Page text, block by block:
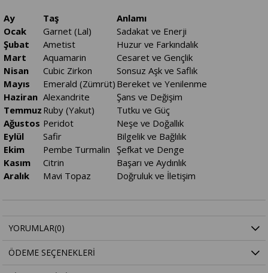
Ay Taş
Anlamı
Ocak
Garnet (Lal)
Sadakat ve Enerji
Şubat
Ametist
Huzur ve Farkındalık
Mart
Aquamarin
Cesaret ve Gençlik
Nisan
Cubic Zirkon
Sonsuz Aşk ve Saflık
Mayıs
Emerald (Zümrüt) Bereket ve Yenilenme
Haziran Alexandrite
Şans ve Değişim
Temmuz Ruby (Yakut)
Tutku ve Güç
Ağustos Peridot
Neşe ve Doğallık
Eylül
Safir
Bilgelik ve Bağlılık
Ekim
Pembe Turmalin
Şefkat ve Denge
Kasım
Citrin
Başarı ve Aydınlık
Aralık
Mavi Topaz Doğruluk ve İletişim
YORUMLAR(0)
ÖDEME SEÇENEKLERI